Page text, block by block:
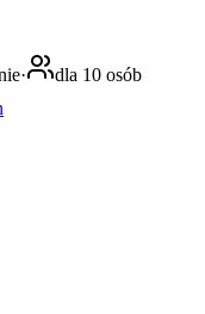
·
dla 10 osób